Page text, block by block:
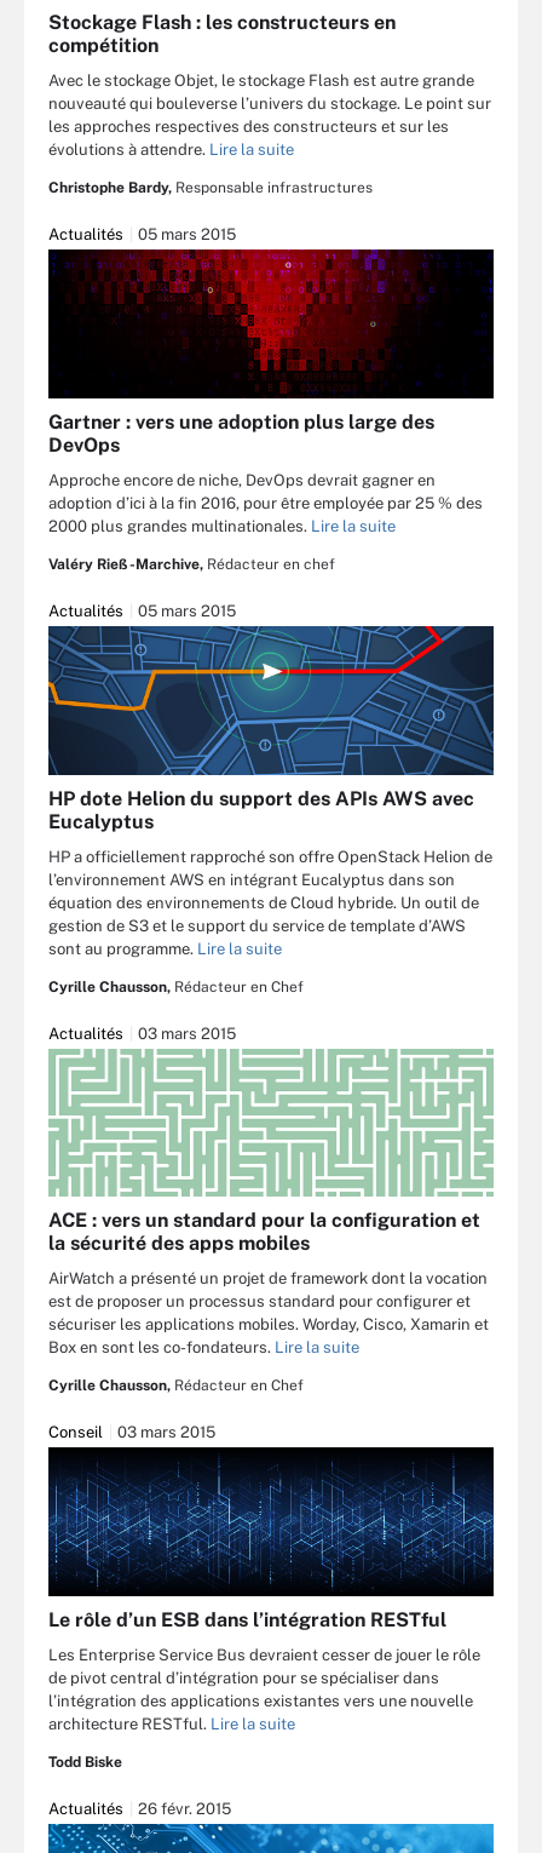
Stockage Flash : les constructeurs en
compétition
Avec le stockage Objet, le stockage Flash est autre grande
nouveauté qui bouleverse l’univers du stockage. Le point sur
les approches respectives des constructeurs et sur les
évolutions à attendre. Lire la suite
Christophe Bardy, Responsable infrastructures
Actualités 05 mars 2015
Gartner : vers une adoption plus large des
DevOps
Approche encore de niche, DevOps devrait gagner en
adoption d’ici à la fin 2016, pour être employée par 25 % des
2000 plus grandes multinationales. Lire la suite
Valéry Rieß-Marchive, Rédacteur en chef
Actualités 05 mars 2015
HP dote Helion du support des APIs AWS avec
Eucalyptus
HP a officiellement rapproché son offre OpenStack Helion de
l’environnement AWS en intégrant Eucalyptus dans son
équation des environnements de Cloud hybride. Un outil de
gestion de S3 et le support du service de template d’AWS
sont au programme. Lire la suite
Cyrille Chausson, Rédacteur en Chef
Actualités 03 mars 2015
ACE : vers un standard pour la configuration et
la sécurité des apps mobiles
AirWatch a présenté un projet de framework dont la vocation
est de proposer un processus standard pour configurer et
sécuriser les applications mobiles. Worday, Cisco, Xamarin et
Box en sont les co-fondateurs. Lire la suite
Cyrille Chausson, Rédacteur en Chef
Conseil 03 mars 2015
Le rôle d’un ESB dans l’intégration RESTful
Les Enterprise Service Bus devraient cesser de jouer le rôle
de pivot central d’intégration pour se spécialiser dans
l’intégration des applications existantes vers une nouvelle
architecture RESTful. Lire la suite
Todd Biske
Actualités 26 févr. 2015